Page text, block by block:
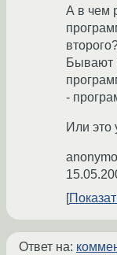
А в чем
Бывают
-
Или это
Ответ на: